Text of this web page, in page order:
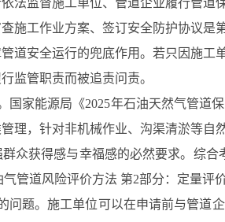
法监督施工单位、管道企业履行管
施工作业方案、签订安全防护协议
道安全运行的兜底作用。若只因施
监管职责而被追责问责。
国家能源局《2025年石油天然气管道
理，针对非机械作业、沟渠清淤等
众获得感与幸福感的必然要求。综
管道风险评价方法 第2部分：定量评
问题。施工单位可以在申请前与管道